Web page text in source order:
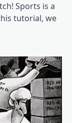
Sports is a
tutorial, we